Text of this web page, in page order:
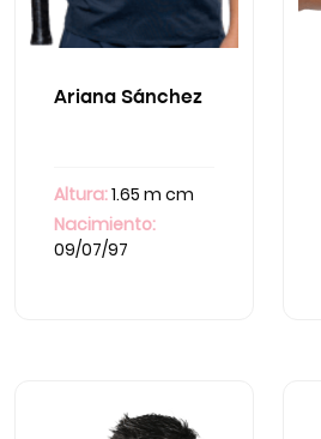
Ariana Sánchez
Altura:1.65 m cm
Nacimiento:
09/07/97